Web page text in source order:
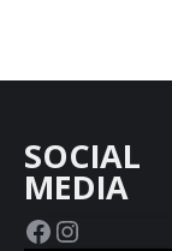
SOCIAL
MEDIA
Facebook
Instagram